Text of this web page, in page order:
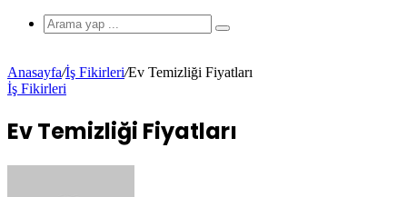
Anasayfa/İş Fikirleri/Ev Temizliği Fiyatları
İş Fikirleri
Ev Temizliği Fiyatları